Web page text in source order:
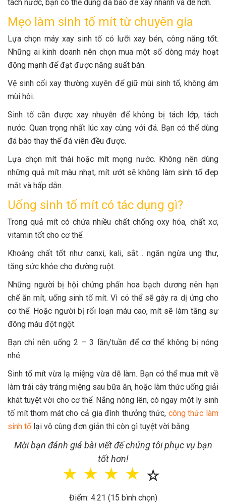
tách nước, bạn có thể dùng đá bào để xay nhanh và dễ hơn.
Mẹo làm sinh tố mít từ chuyên gia
Lựa chọn máy xay sinh tố có lưỡi xay bén, công năng tốt.
Những ai kinh doanh nên chọn mua một số dòng máy hoạt
động mạnh để đạt được năng suất bán.
Vệ sinh cối xay thường xuyên để giữ mùi sinh tố, không ám
mùi hôi.
Sinh tố cần được xay nhuyễn để không bị tách lớp, tách
nước. Quan trọng nhất lúc xay cùng với đá. Bạn có thể dùng
đá bào thay thế đá viên đều được.
Lựa chọn mít thái hoặc mít mọng nước. Không nên dùng
những quả mít màu nhạt, mít ướt sẽ không làm sinh tố đẹp
mắt và hấp dẫn.
Uống sinh tố mít có tác dụng gì?
Trong quả mít có chứa nhiều chất chống oxy hóa, chất xơ,
vitamin tốt cho cơ thể.
Khoáng chất tốt như canxi, kali, sắt… ngăn ngừa ung thư,
tăng sức khỏe cho đường ruột.
Những người bị hội chứng phấn hoa bạch dương nên hạn
chế ăn mít, uống sinh tố mít. Vì có thể sẽ gây ra dị ứng cho
cơ thể. Hoặc người bị rối loạn máu cao, mít sẽ làm tăng sự
đông máu đột ngột.
Bạn chỉ nên uống 2 – 3 lần/tuần để cơ thể không bị nóng
nhé.
Sinh tố mít vừa lạ miệng vừa dễ làm. Bạn có thể mua mít về
làm trái cây tráng miệng sau bữa ăn, hoặc làm thức uống giải
khát tuyệt vời cho cơ thể. Nắng nóng lên, có ngay một ly sinh
tố mít thơm mát cho cả gia đình thưởng thức, công thức làm
sinh tố lại vô cùng đơn giản thì còn gì tuyệt vời bằng.
Mời bạn đánh giá bài viết để chúng tôi phục vụ bạn
tốt hơn!
☆
☆
☆
☆
☆
Điểm: 4.21 (15 bình chọn)